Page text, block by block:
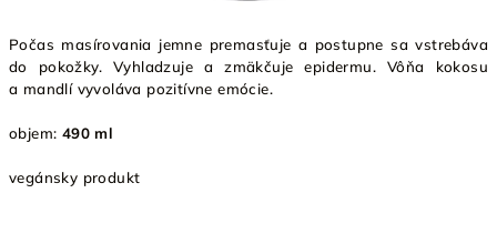
Počas masírovania jemne premasťuje a postupne sa vstrebáva
do pokožky. Vyhladzuje a zmäkčuje epidermu. Vôňa kokosu
a mandlí vyvoláva pozitívne emócie.
objem: 490 ml
vegánsky produkt